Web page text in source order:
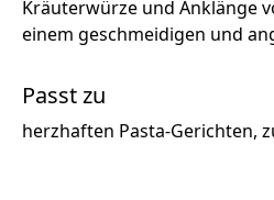
Kräuterwürze und Anklänge
einem geschmeidigen und
Passt zu
herzhaften Pasta-Gerichten,